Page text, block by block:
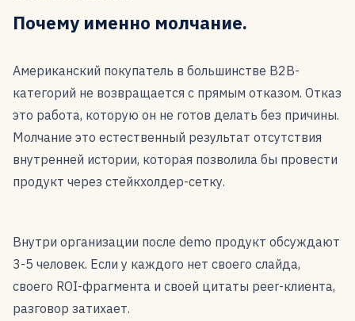
Почему именно молчание.
Американский покупатель в большинстве B2B-
категорий не возвращается с прямым отказом. Отказ
это работа, которую он не готов делать без причины.
Молчание это естественный результат отсутствия
внутренней истории, которая позволила бы провести
продукт через стейкхолдер-сетку.
Внутри организации после demo продукт обсуждают
3-5 человек. Если у каждого нет своего слайда,
своего ROI-фрагмента и своей цитаты peer-клиента,
разговор затихает.